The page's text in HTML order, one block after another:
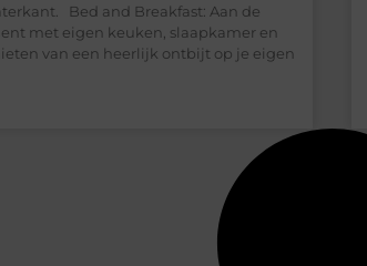
Bed and Breakfast: Aan de
met eigen keuken, slaapkamer en
van een heerlijk ontbijt op je eigen